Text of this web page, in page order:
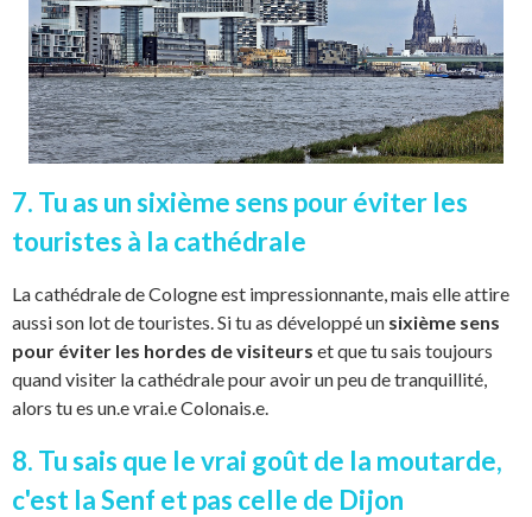
7. Tu as un sixième sens pour éviter les
touristes à la cathédrale
La cathédrale de Cologne est impressionnante, mais elle attire
aussi son lot de touristes. Si tu as développé un sixième sens
pour éviter les hordes de visiteurs et que tu sais toujours
quand visiter la cathédrale pour avoir un peu de tranquillité,
alors tu es un.e vrai.e Colonais.e.
8. Tu sais que le vrai goût de la moutarde,
c'est la Senf et pas celle de Dijon